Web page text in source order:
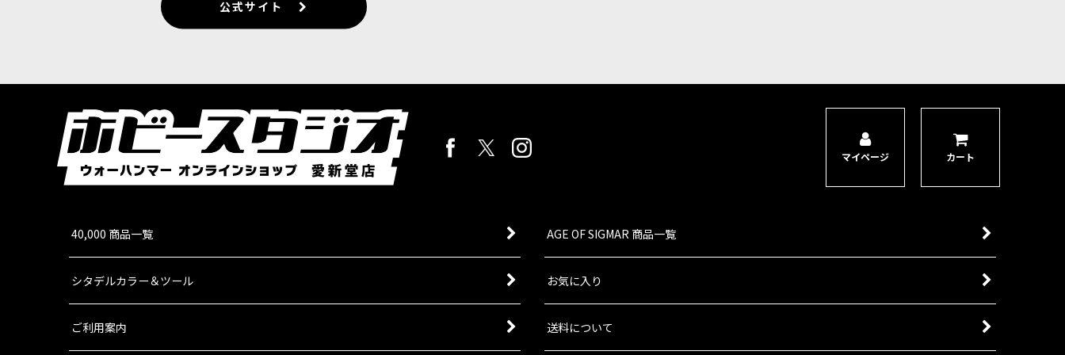
公式サイト
マイページ カート
40,000 商品一覧 AGE OF SIGMAR 商品一覧
シタデルカラー＆ツール お気に入り
ご利用案内 送料について